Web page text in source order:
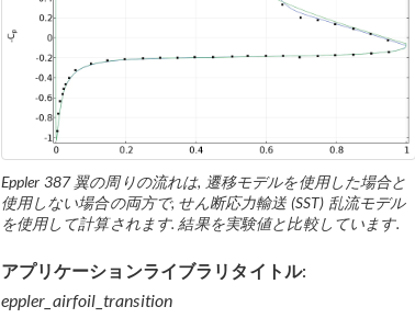
Eppler 387 翼の周りの流れは, 遷移モデルを使用した場合と
使用しない場合の両方で, せん断応力輸送 (SST) 乱流モデル
を使用して計算されます. 結果を実験値と比較しています.
アプリケーションライブラリタイトル:
eppler_airfoil_transition